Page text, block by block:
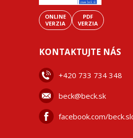
ONLINE
VERZIA
PDF
VERZIA
KONTAKTUJTE NÁS
+420 733 734 348
beck@beck.sk
facebook.com/